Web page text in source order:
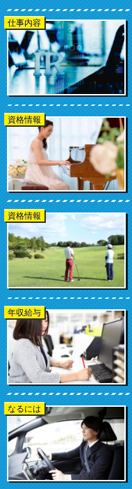
仕事内容
資格情報
資格情報
年収給与
なるには